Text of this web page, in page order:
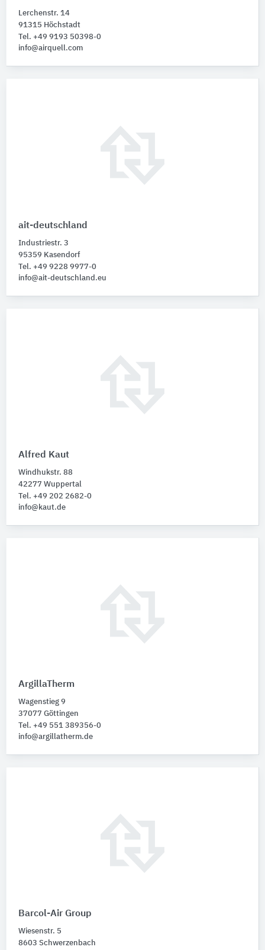
Lerchenstr. 14
91315 Höchstadt
Tel. +49 9193 50398-0
info@airquell.com
ait-deutschland
Industriestr. 3
95359 Kasendorf
Tel. +49 9228 9977-0
info@ait-deutschland.eu
Alfred Kaut
Windhukstr. 88
42277 Wuppertal
Tel. +49 202 2682-0
info@kaut.de
ArgillaTherm
Wagenstieg 9
37077 Göttingen
Tel. +49 551 389356-0
info@argillatherm.de
Barcol-Air Group
Wiesenstr. 5
8603 Schwerzenbach